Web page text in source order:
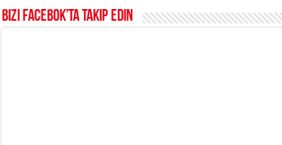
Bizi Facebok’ta takip edin